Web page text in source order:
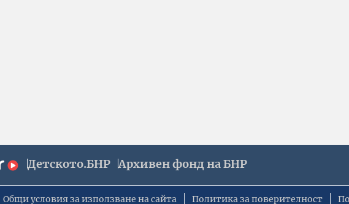
Детското.БНР Архивен фонд на БНР
Общи условия за използване на сайта Политика за поверителност